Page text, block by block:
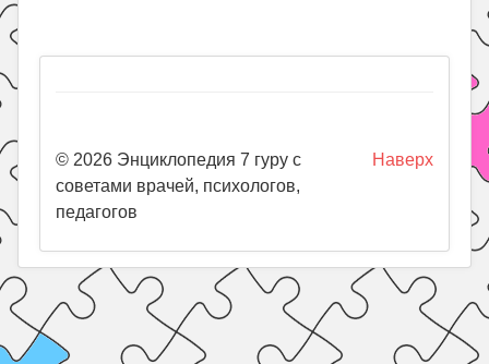
Наверх
© 2026 Энциклопедия 7 гуру с
советами врачей, психологов,
педагогов